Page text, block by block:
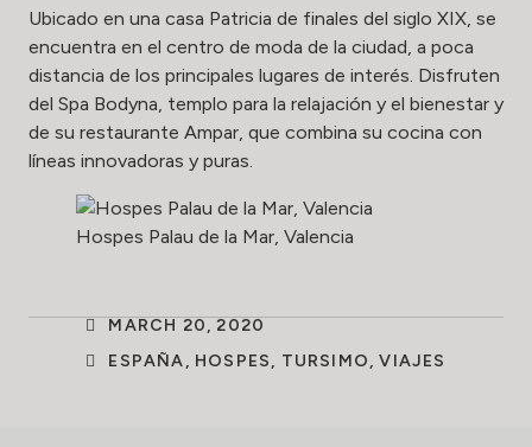
Ubicado en una casa Patricia de finales del siglo XIX, se
encuentra en el centro de moda de la ciudad, a poca
distancia de los principales lugares de interés. Disfruten
del Spa Bodyna, templo para la relajación y el bienestar y
de su restaurante Ampar, que combina su cocina con
líneas innovadoras y puras.
Hospes Palau de la Mar, Valencia
MARCH 20, 2020
ESPAÑA, HOSPES, TURSIMO,VIAJES